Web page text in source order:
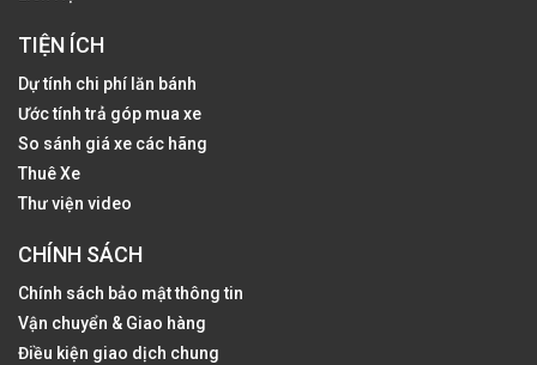
TIỆN ÍCH
Dự tính chi phí lăn bánh
Ước tính trả góp mua xe
So sánh giá xe các hãng
Thuê Xe
Thư viện video
CHÍNH SÁCH
Chính sách bảo mật thông tin
Vận chuyển & Giao hàng
Điều kiện giao dịch chung